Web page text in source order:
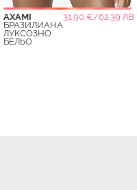
AXAMI
31.90 €/62.39 ЛВ.
БРАЗИЛИАНА
ЛУКСОЗНО
БЕЛЬО